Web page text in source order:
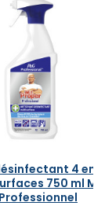
4 en 1
750 ml Mr